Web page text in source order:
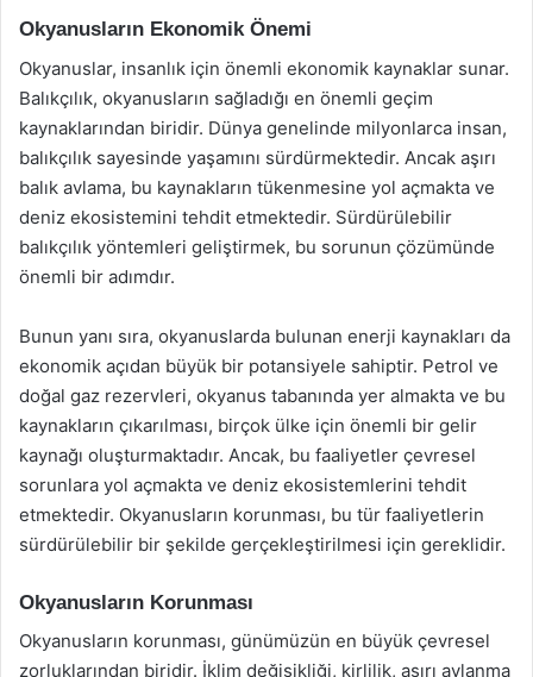
Okyanusların Ekonomik Önemi
Okyanuslar, insanlık için önemli ekonomik kaynaklar sunar.
Balıkçılık, okyanusların sağladığı en önemli geçim
kaynaklarından biridir. Dünya genelinde milyonlarca insan,
balıkçılık sayesinde yaşamını sürdürmektedir. Ancak aşırı
balık avlama, bu kaynakların tükenmesine yol açmakta ve
deniz ekosistemini tehdit etmektedir. Sürdürülebilir
balıkçılık yöntemleri geliştirmek, bu sorunun çözümünde
önemli bir adımdır.
Bunun yanı sıra, okyanuslarda bulunan enerji kaynakları da
ekonomik açıdan büyük bir potansiyele sahiptir. Petrol ve
doğal gaz rezervleri, okyanus tabanında yer almakta ve bu
kaynakların çıkarılması, birçok ülke için önemli bir gelir
kaynağı oluşturmaktadır. Ancak, bu faaliyetler çevresel
sorunlara yol açmakta ve deniz ekosistemlerini tehdit
etmektedir. Okyanusların korunması, bu tür faaliyetlerin
sürdürülebilir bir şekilde gerçekleştirilmesi için gereklidir.
Okyanusların Korunması
Okyanusların korunması, günümüzün en büyük çevresel
zorluklarından biridir. İklim değişikliği, kirlilik, aşırı avlanma